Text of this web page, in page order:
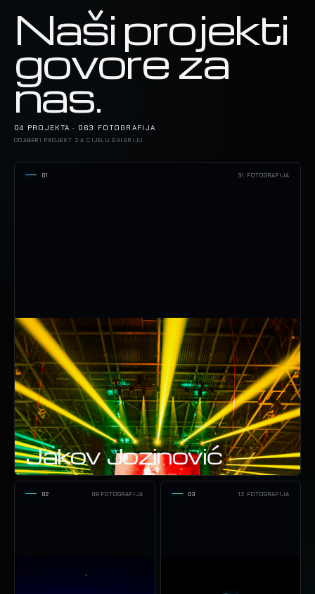
Naši projekti
govore za
nas.
04 PROJEKTA · 063 FOTOGRAFIJA
ODABERI PROJEKT ZA CIJELU GALERIJU
Jakov Jozinović
01 31 FOTOGRAFIJA
02 09 FOTOGRAFIJA 03 12 FOTOGRAFIJA